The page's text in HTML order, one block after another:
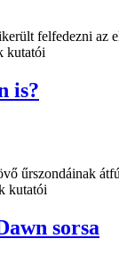
felfedezni az
kutatói
is?
űrszondáinak
kutatói
sorsa